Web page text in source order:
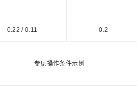
0.22 / 0.11 0.2
参见操作条件示例